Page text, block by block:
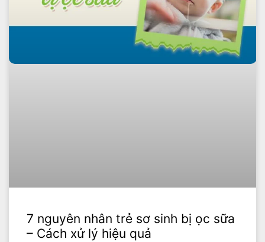
7 nguyên nhân trẻ sơ sinh bị ọc sữa
– Cách xử lý hiệu quả